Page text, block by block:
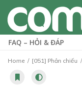
FAQ – HỎI & ĐÁP
Home [051] Phản chiếu